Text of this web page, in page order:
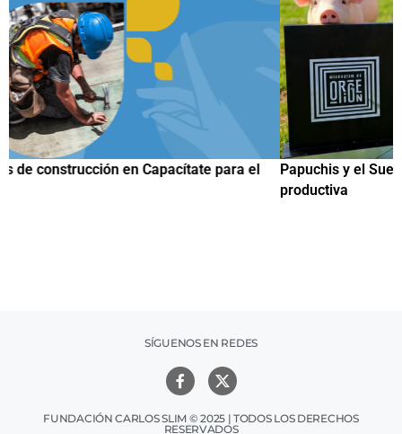
Papuchis y el Sueño Michoacano como alternativa
SÍGUENOS EN REDES
FUNDACIÓN CARLOS SLIM © 2025 | TODOS LOS DERECHOS
RESERVADOS